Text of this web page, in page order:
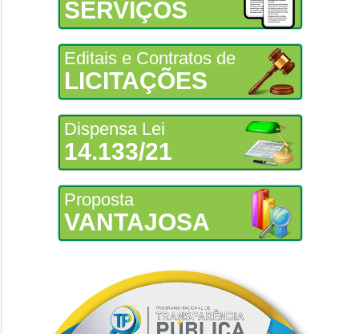
SERVIÇOS
Editais e Contratos de
LICITAÇÕES
Dispensa Lei
14.133/21
Proposta
VANTAJOSA